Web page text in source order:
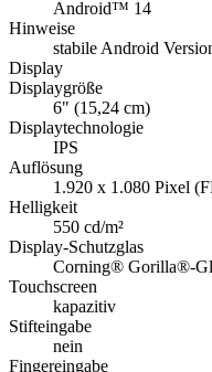
Android™ 14
Hinweise
stabile Android
Display
Displaygröße
6" (15,24 cm)
Displaytechnologie
IPS
Auflösung
1.920 x 1.080 Pixel
Helligkeit
550 cd/m²
Display-Schutzglas
Corning® Gorilla®-
Touchscreen
kapazitiv
Stifteingabe
nein
Fingereingabe